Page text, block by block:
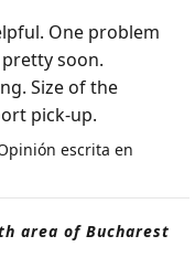
One problem
soon.
Size of the
pick-up.
escrita en
area of Bucharest